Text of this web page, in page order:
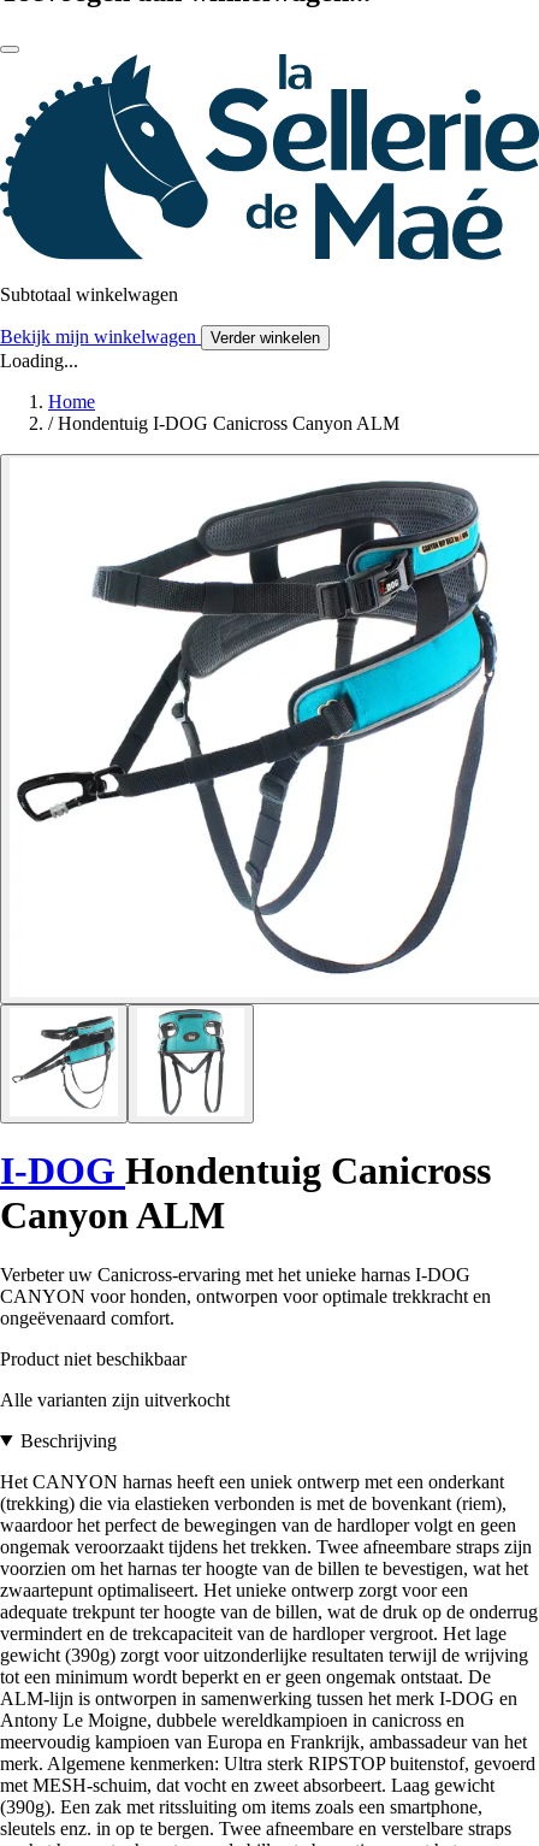
Subtotaal winkelwagen
Bekijk mijn winkelwagen Verder winkelen
Loading...
Home
/ Hondentuig I-DOG Canicross Canyon ALM
I-DOG Hondentuig Canicross
Canyon ALM
Verbeter uw Canicross-ervaring met het unieke harnas I-DOG
CANYON voor honden, ontworpen voor optimale trekkracht en
ongeëvenaard comfort.
Product niet beschikbaar
Alle varianten zijn uitverkocht
Beschrijving
Het CANYON harnas heeft een uniek ontwerp met een onderkant
(trekking) die via elastieken verbonden is met de bovenkant (riem),
waardoor het perfect de bewegingen van de hardloper volgt en geen
ongemak veroorzaakt tijdens het trekken. Twee afneembare straps zijn
voorzien om het harnas ter hoogte van de billen te bevestigen, wat het
zwaartepunt optimaliseert. Het unieke ontwerp zorgt voor een
adequate trekpunt ter hoogte van de billen, wat de druk op de onderrug
vermindert en de trekcapaciteit van de hardloper vergroot. Het lage
gewicht (390g) zorgt voor uitzonderlijke resultaten terwijl de wrijving
tot een minimum wordt beperkt en er geen ongemak ontstaat. De
ALM-lijn is ontworpen in samenwerking tussen het merk I-DOG en
Antony Le Moigne, dubbele wereldkampioen in canicross en
meervoudig kampioen van Europa en Frankrijk, ambassadeur van het
merk. Algemene kenmerken: Ultra sterk RIPSTOP buitenstof, gevoerd
met MESH-schuim, dat vocht en zweet absorbeert. Laag gewicht
(390g). Een zak met ritssluiting om items zoals een smartphone,
sleutels enz. in op te bergen. Twee afneembare en verstelbare straps